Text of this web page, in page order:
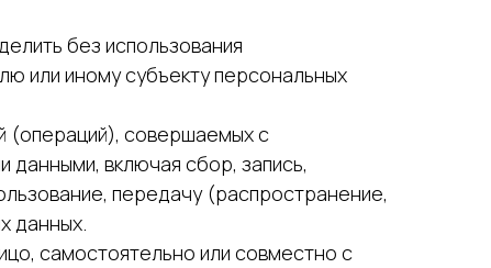
без использования
или иному субъекту персональных
(операций), совершаемых с
данными, включая сбор, запись,
передачу (распространение,
данных.
самостоятельно или совместно с